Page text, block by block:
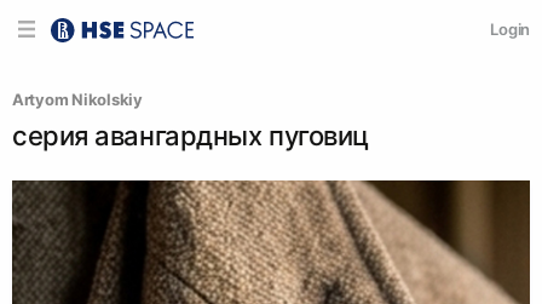
Login
Artyom Nikolskiy
серия авангардных пуговиц